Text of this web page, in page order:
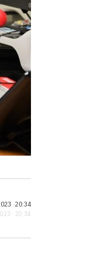
·20:34
· 20:34